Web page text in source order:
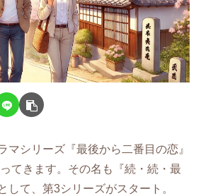
マシリーズ『最後から二番目の恋』
てきます。その名も『続・続・最
して、第3シリーズがスタート。